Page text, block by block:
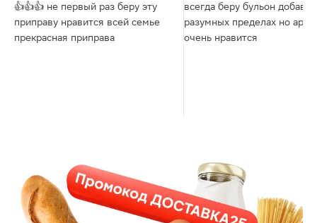
👍👍👍 не первый раз беру эту
приправу нравится всей семье
прекрасная приправа
всегда беру бульон
разумных пределах но
очень нравится